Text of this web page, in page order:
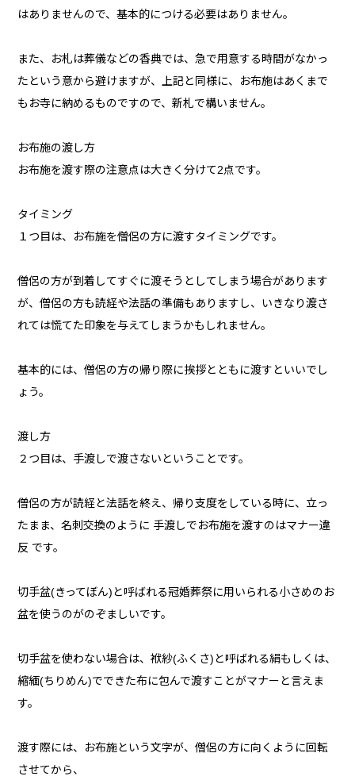
はありませんので、基本的につける必要はありません。
また、お札は葬儀などの香典では、急で用意する時間がなかっ
たという意から避けますが、上記と同様に、お布施はあくまで
もお寺に納めるものですので、新札で構いません。
お布施の渡し方
お布施を渡す際の注意点は大きく分けて2点です。
タイミング
１つ目は、お布施を僧侶の方に渡すタイミングです。
僧侶の方が到着してすぐに渡そうとしてしまう場合があります
が、僧侶の方も読経や法話の準備もありますし、いきなり渡さ
れては慌てた印象を与えてしまうかもしれません。
基本的には、僧侶の方の帰り際に挨拶とともに渡すといいでし
ょう。
渡し方
２つ目は、手渡しで渡さないということです。
僧侶の方が読経と法話を終え、帰り支度をしている時に、立っ
たまま、名刺交換のように 手渡しでお布施を渡すのはマナー違
反 です。
切手盆(きってぼん)と呼ばれる冠婚葬祭に用いられる小さめのお
盆を使うのがのぞましいです。
切手盆を使わない場合は、袱紗(ふくさ)と呼ばれる絹もしくは、
縮緬(ちりめん)でできた布に包んで渡すことがマナーと言えま
す。
渡す際には、お布施という文字が、僧侶の方に向くように回転
させてから、